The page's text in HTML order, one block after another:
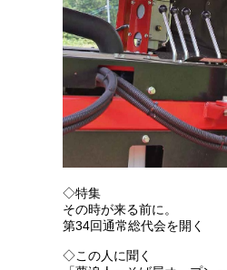
◇特集
その時が来る前に。
第34回通常総代会を開く
◇この人に聞く